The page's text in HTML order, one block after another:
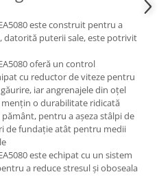
este construit pentru a
datorită puterii sale, este potrivit
oferă un control
cu reductor de viteze pentru
iar angrenajele din oțel
o durabilitate ridicată
pentru a așeza stâlpi de
de fundație atât pentru medii
este echipat cu un sistem
a reduce stresul și oboseala